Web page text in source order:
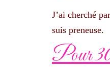
J’ai cherché
suis preneuse.
Pour